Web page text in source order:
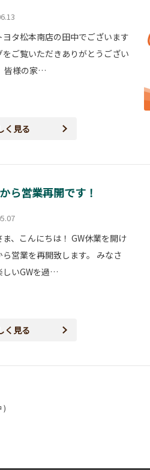
ヨタ松本南店の田中でございます
をご覧いただきありがとうござい
皆様の家…
く見る
ら営業再開です！
ま、こんにちは！ GW休業を開け
ら営業を再開致します。 みなさ
しいGWを過…
く見る
)